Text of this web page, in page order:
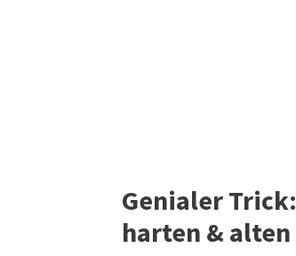
Genialer Trick:
harten & alten